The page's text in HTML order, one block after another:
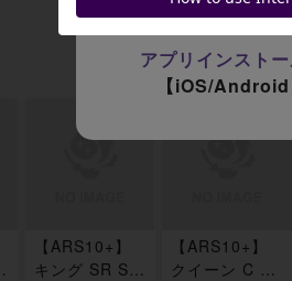
【ARS10+】
キング SR ST
【ARS10+】
クイーン C ST
アプリインスト
【iOS/Android